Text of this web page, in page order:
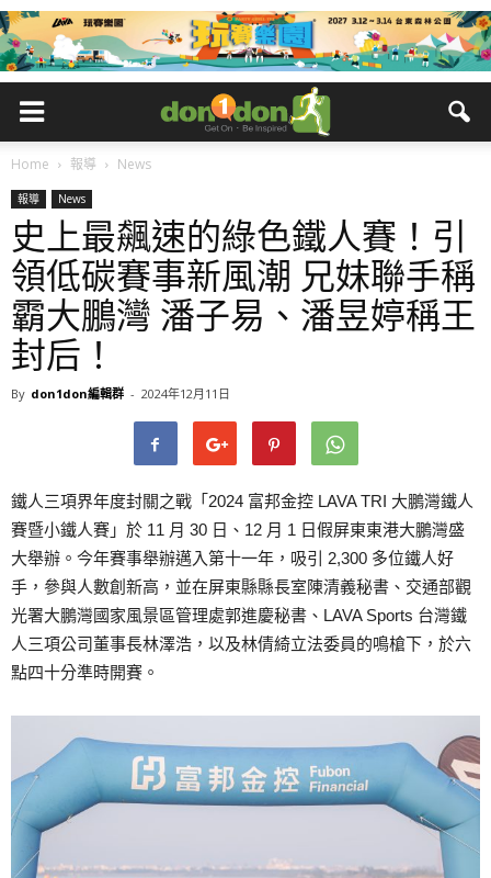
Home 報導 News
報導 News
史上最飆速的綠色鐵人賽！引
領低碳賽事新風潮 兄妹聯手稱
霸大鵬灣 潘子易、潘昱婷稱王
封后！
By don1don編輯群 - 2024年12月11日
鐵人三項界年度封關之戰「2024 富邦金控 LAVA TRI 大鵬灣鐵人
賽暨小鐵人賽」於 11 月 30 日、12 月 1 日假屏東東港大鵬灣盛
大舉辦。今年賽事舉辦邁入第十一年，吸引 2,300 多位鐵人好
手，參與人數創新高，並在屏東縣縣長室陳清義秘書、交通部觀
光署大鵬灣國家風景區管理處郭進慶秘書、LAVA Sports 台灣鐵
人三項公司董事長林澤浩，以及林倩綺立法委員的鳴槍下，於六
點四十分準時開賽。